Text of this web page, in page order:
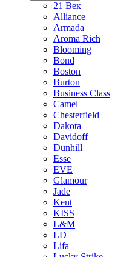
21 Век
Alliance
Armada
Aroma Rich
Blooming
Bond
Boston
Burton
Business Class
Camel
Chesterfield
Dakota
Davidoff
Dunhill
Esse
EVE
Glamour
Jade
Kent
KISS
L&M
LD
Lifa